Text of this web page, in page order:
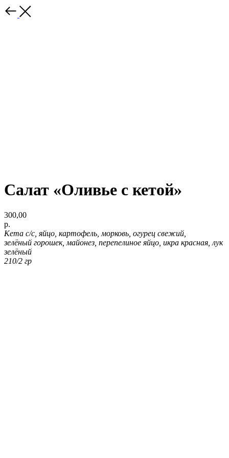
Салат «Оливье с кетой»
300,00
р.
Кета с/с, яйцо, картофель, морковь, огурец свежий,
зелёный горошек, майонез, перепелиное яйцо, икра красная, лук
зелёный
210/2 гр